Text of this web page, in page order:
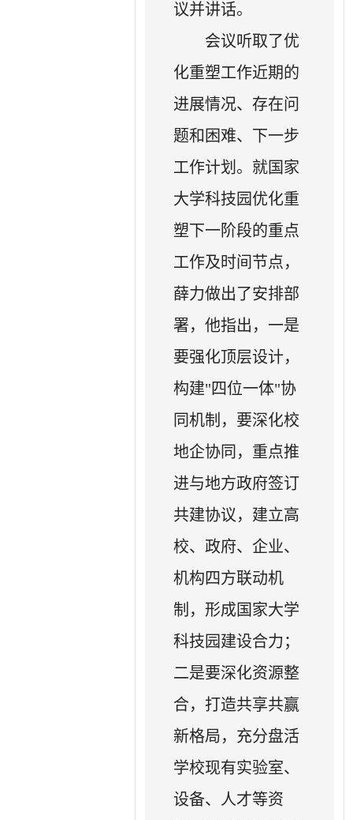
议并讲话。
会议听取了优
化重塑工作近期的
进展情况、存在问
题和困难、下一步
工作计划。就国家
大学科技园优化重
塑下一阶段的重点
工作及时间节点，
薛力做出了安排部
署，他指出，一是
要强化顶层设计，
构建"四位一体"协
同机制，要深化校
地企协同，重点推
进与地方政府签订
共建协议，建立高
校、政府、企业、
机构四方联动机
制，形成国家大学
科技园建设合力；
二是要深化资源整
合，打造共享共赢
新格局，充分盘活
学校现有实验室、
设备、人才等资